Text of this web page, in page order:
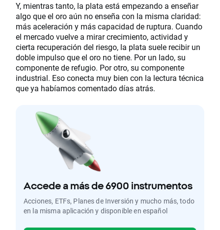
Y, mientras tanto, la plata está empezando a enseñar
algo que el oro aún no enseña con la misma claridad:
más aceleración y más capacidad de ruptura. Cuando
el mercado vuelve a mirar crecimiento, actividad y
cierta recuperación del riesgo, la plata suele recibir un
doble impulso que el oro no tiene. Por un lado, su
componente de refugio. Por otro, su componente
industrial. Eso conecta muy bien con la lectura técnica
que ya habíamos comentado días atrás.
Accede a más de 6900 instrumentos
Acciones, ETFs, Planes de Inversión y mucho más, todo
en la misma aplicación y disponible en español